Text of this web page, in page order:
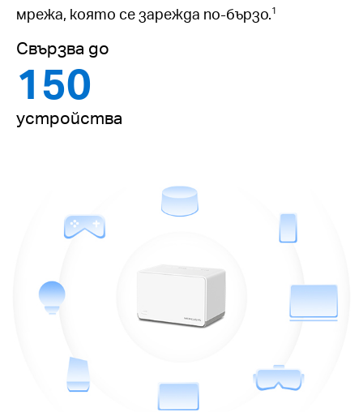
мрежа, която се зарежда по-бързо.1
Свързва до
150
устройства